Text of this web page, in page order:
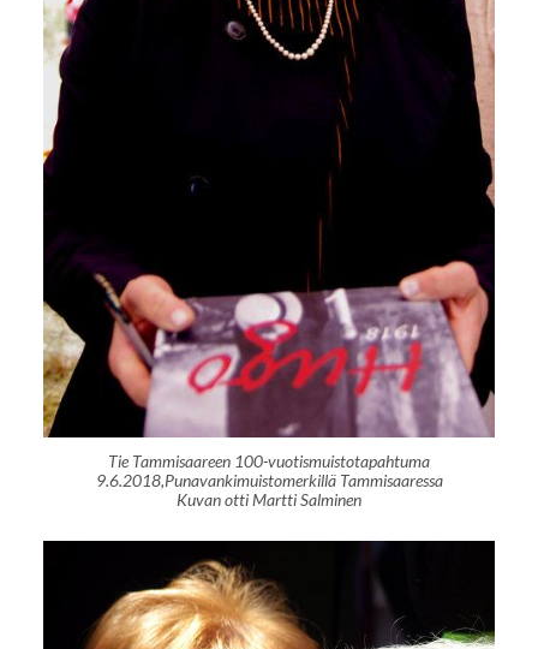
Tie Tammisaareen 100-vuotismuistotapahtuma
9.6.2018,Punavankimuistomerkillä Tammisaaressa
Kuvan otti Martti Salminen